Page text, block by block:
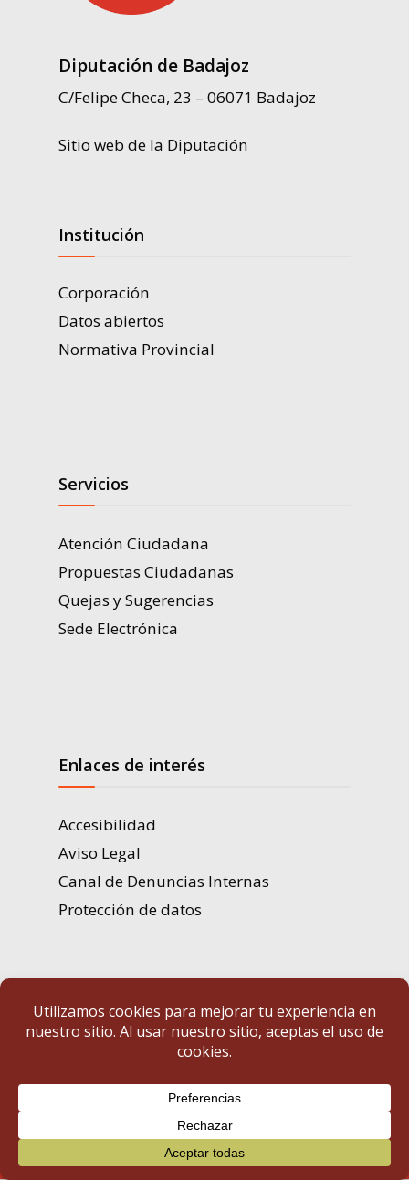
Diputación de Badajoz
C/Felipe Checa, 23 – 06071 Badajoz
Sitio web de la Diputación
Institución
Corporación
Datos abiertos
Normativa Provincial
Servicios
Atención Ciudadana
Propuestas Ciudadanas
Quejas y Sugerencias
Sede Electrónica
Enlaces de interés
Accesibilidad
Aviso Legal
Canal de Denuncias Internas
Protección de datos
Portal de Transparencia | Diputación de Badajoz